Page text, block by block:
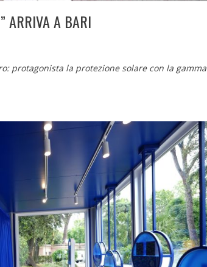
ARRIVA A BARI
protagonista la protezione solare con la gamma